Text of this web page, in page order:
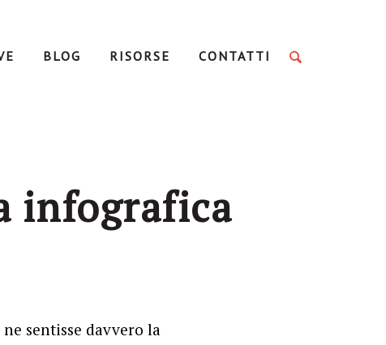
BLOG RISORSE CONTATTI
infografica
sentisse davvero la